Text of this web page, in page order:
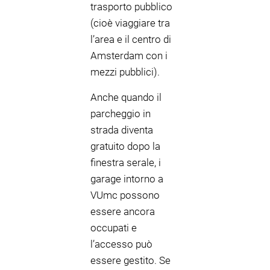
trasporto pubblico
(cioè viaggiare tra
l’area e il centro di
Amsterdam con i
mezzi pubblici).
Anche quando il
parcheggio in
strada diventa
gratuito dopo la
finestra serale, i
garage intorno a
VUmc possono
essere ancora
occupati e
l’accesso può
essere gestito. Se